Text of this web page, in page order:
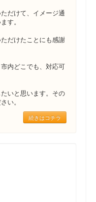
だけて、イメージ通
す。
だけたことにも感謝
内どこでも、対応可
いと思います。その
い。
続きはコチラ